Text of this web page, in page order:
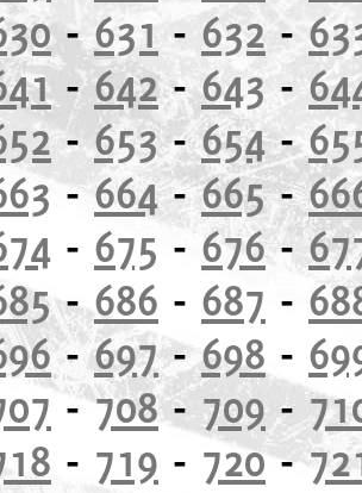
- 631- 632 -
-642-643-
-653-654-
-664-665-
- 675 - 676-
-686 - 687 -
-697-698 -
-708- 709-
- 719 - 720-